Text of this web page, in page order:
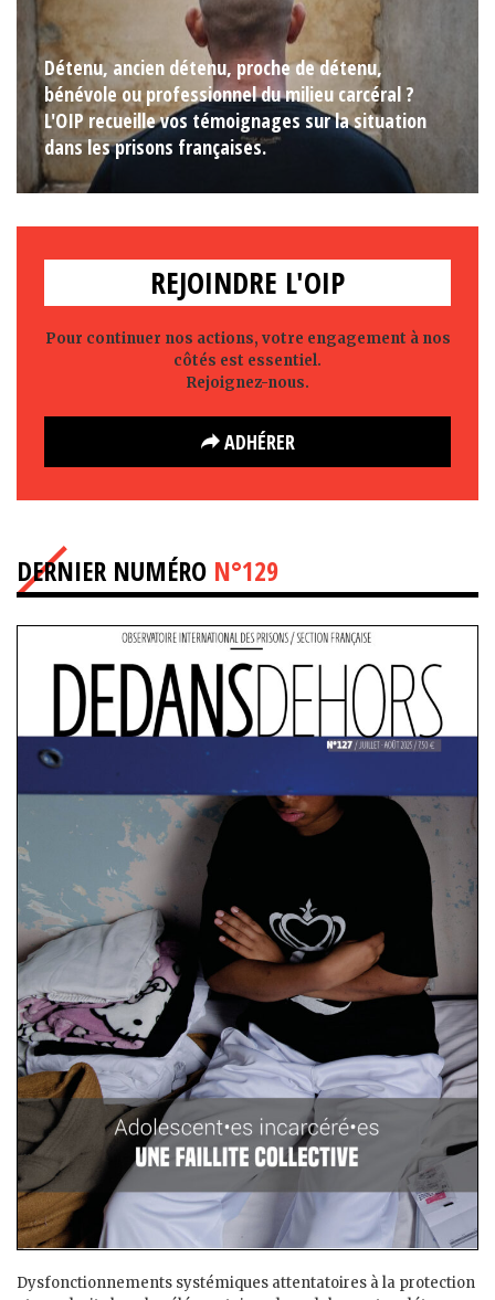
Détenu, ancien détenu, proche de détenu,
bénévole ou professionnel du milieu carcéral ?
L'OIP recueille vos témoignages sur la situation
dans les prisons françaises.
REJOINDRE L'OIP
Pour continuer nos actions, votre engagement à nos
côtés est essentiel.
Rejoignez-nous.
ADHÉRER
DERNIER NUMÉRO N°129
Dysfonctionnements systémiques attentatoires à la protection